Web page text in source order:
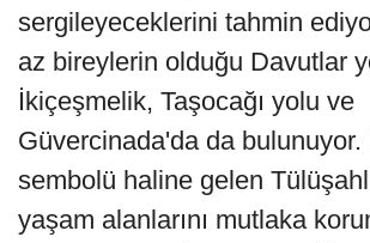
sergileyeceklerini tahmin
az bireylerin olduğu Davutlar
İkiçeşmelik, Taşocağı yolu ve
Güvercinada'da da bulunuyor.
sembolü haline gelen
yaşam alanlarını mutlaka